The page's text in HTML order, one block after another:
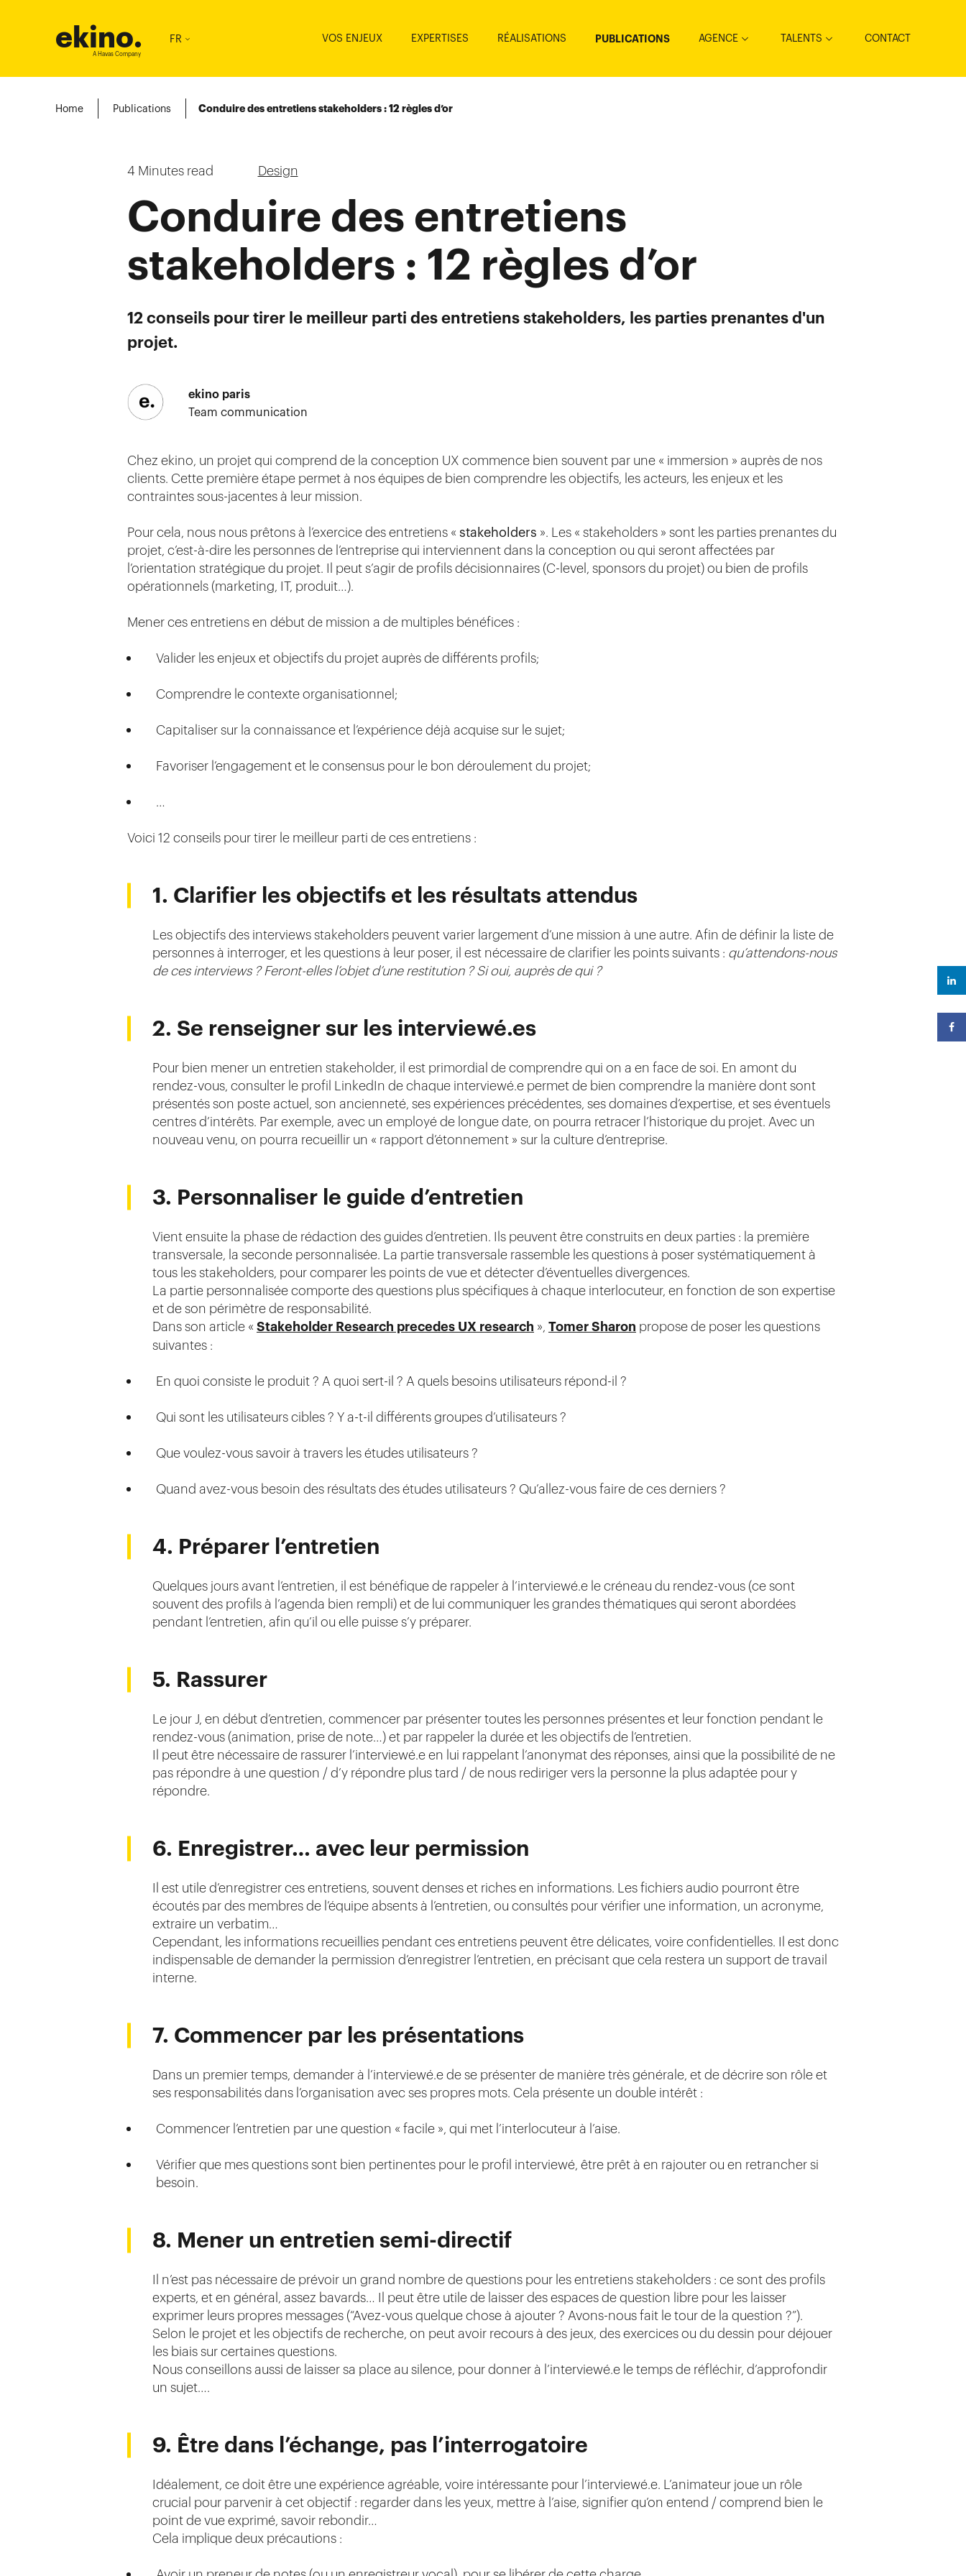
ekino.
A Havas Company
FR VOS ENJEUX EXPERTISES RÉALISATIONS PUBLICATIONS AGENCE TALENTS CONTACT
Home Publications Conduire des entretiens stakeholders : 12 règles d’or
4 Minutes read Design
Conduire des entretiens
stakeholders : 12 règles d’or
12 conseils pour tirer le meilleur parti des entretiens stakeholders, les parties prenantes d'un
projet.
ekino paris
Team communication
Chez ekino, un projet qui comprend de la conception UX commence bien souvent par une « immersion » auprès de nos
clients. Cette première étape permet à nos équipes de bien comprendre les objectifs, les acteurs, les enjeux et les
contraintes sous-jacentes à leur mission.
Pour cela, nous nous prêtons à l’exercice des entretiens « stakeholders ». Les « stakeholders » sont les parties prenantes du
projet, c’est-à-dire les personnes de l’entreprise qui interviennent dans la conception ou qui seront affectées par
l’orientation stratégique du projet. Il peut s’agir de profils décisionnaires (C-level, sponsors du projet) ou bien de profils
opérationnels (marketing, IT, produit…).
Mener ces entretiens en début de mission a de multiples bénéfices :
Valider les enjeux et objectifs du projet auprès de différents profils;
Comprendre le contexte organisationnel;
Capitaliser sur la connaissance et l’expérience déjà acquise sur le sujet;
Favoriser l’engagement et le consensus pour le bon déroulement du projet;
…
Voici 12 conseils pour tirer le meilleur parti de ces entretiens :
1. Clarifier les objectifs et les résultats attendus
Les objectifs des interviews stakeholders peuvent varier largement d’une mission à une autre. Afin de définir la liste de
personnes à interroger, et les questions à leur poser, il est nécessaire de clarifier les points suivants : qu’attendons-nous
de ces interviews ? Feront-elles l’objet d’une restitution ? Si oui, auprès de qui ?
2. Se renseigner sur les interviewé.es
Pour bien mener un entretien stakeholder, il est primordial de comprendre qui on a en face de soi. En amont du
rendez-vous, consulter le profil LinkedIn de chaque interviewé.e permet de bien comprendre la manière dont sont
présentés son poste actuel, son ancienneté, ses expériences précédentes, ses domaines d’expertise, et ses éventuels
centres d’intérêts. Par exemple, avec un employé de longue date, on pourra retracer l’historique du projet. Avec un
nouveau venu, on pourra recueillir un « rapport d’étonnement » sur la culture d’entreprise.
3. Personnaliser le guide d’entretien
Vient ensuite la phase de rédaction des guides d’entretien. Ils peuvent être construits en deux parties : la première
transversale, la seconde personnalisée. La partie transversale rassemble les questions à poser systématiquement à
tous les stakeholders, pour comparer les points de vue et détecter d’éventuelles divergences.
La partie personnalisée comporte des questions plus spécifiques à chaque interlocuteur, en fonction de son expertise
et de son périmètre de responsabilité.
Dans son article « Stakeholder Research precedes UX research », Tomer Sharon propose de poser les questions
suivantes :
En quoi consiste le produit ? A quoi sert-il ? A quels besoins utilisateurs répond-il ?
Qui sont les utilisateurs cibles ? Y a-t-il différents groupes d’utilisateurs ?
Que voulez-vous savoir à travers les études utilisateurs ?
Quand avez-vous besoin des résultats des études utilisateurs ? Qu’allez-vous faire de ces derniers ?
4. Préparer l’entretien
Quelques jours avant l’entretien, il est bénéfique de rappeler à l’interviewé.e le créneau du rendez-vous (ce sont
souvent des profils à l’agenda bien rempli) et de lui communiquer les grandes thématiques qui seront abordées
pendant l’entretien, afin qu’il ou elle puisse s’y préparer.
5. Rassurer
Le jour J, en début d’entretien, commencer par présenter toutes les personnes présentes et leur fonction pendant le
rendez-vous (animation, prise de note…) et par rappeler la durée et les objectifs de l’entretien.
Il peut être nécessaire de rassurer l’interviewé.e en lui rappelant l’anonymat des réponses, ainsi que la possibilité de ne
pas répondre à une question / d’y répondre plus tard / de nous rediriger vers la personne la plus adaptée pour y
répondre.
6. Enregistrer… avec leur permission
Il est utile d’enregistrer ces entretiens, souvent denses et riches en informations. Les fichiers audio pourront être
écoutés par des membres de l’équipe absents à l’entretien, ou consultés pour vérifier une information, un acronyme,
extraire un verbatim…
Cependant, les informations recueillies pendant ces entretiens peuvent être délicates, voire confidentielles. Il est donc
indispensable de demander la permission d’enregistrer l’entretien, en précisant que cela restera un support de travail
interne.
7. Commencer par les présentations
Dans un premier temps, demander à l’interviewé.e de se présenter de manière très générale, et de décrire son rôle et
ses responsabilités dans l’organisation avec ses propres mots. Cela présente un double intérêt :
Commencer l’entretien par une question « facile », qui met l’interlocuteur à l’aise.
Vérifier que mes questions sont bien pertinentes pour le profil interviewé, être prêt à en rajouter ou en retrancher si
besoin.
8. Mener un entretien semi-directif
Il n’est pas nécessaire de prévoir un grand nombre de questions pour les entretiens stakeholders : ce sont des profils
experts, et en général, assez bavards… Il peut être utile de laisser des espaces de question libre pour les laisser
exprimer leurs propres messages (“Avez-vous quelque chose à ajouter ? Avons-nous fait le tour de la question ?”).
Selon le projet et les objectifs de recherche, on peut avoir recours à des jeux, des exercices ou du dessin pour déjouer
les biais sur certaines questions.
Nous conseillons aussi de laisser sa place au silence, pour donner à l’interviewé.e le temps de réfléchir, d’approfondir
un sujet….
9. Être dans l’échange, pas l’interrogatoire
Idéalement, ce doit être une expérience agréable, voire intéressante pour l’interviewé.e. L’animateur joue un rôle
crucial pour parvenir à cet objectif : regarder dans les yeux, mettre à l’aise, signifier qu’on entend / comprend bien le
point de vue exprimé, savoir rebondir…
Cela implique deux précautions :